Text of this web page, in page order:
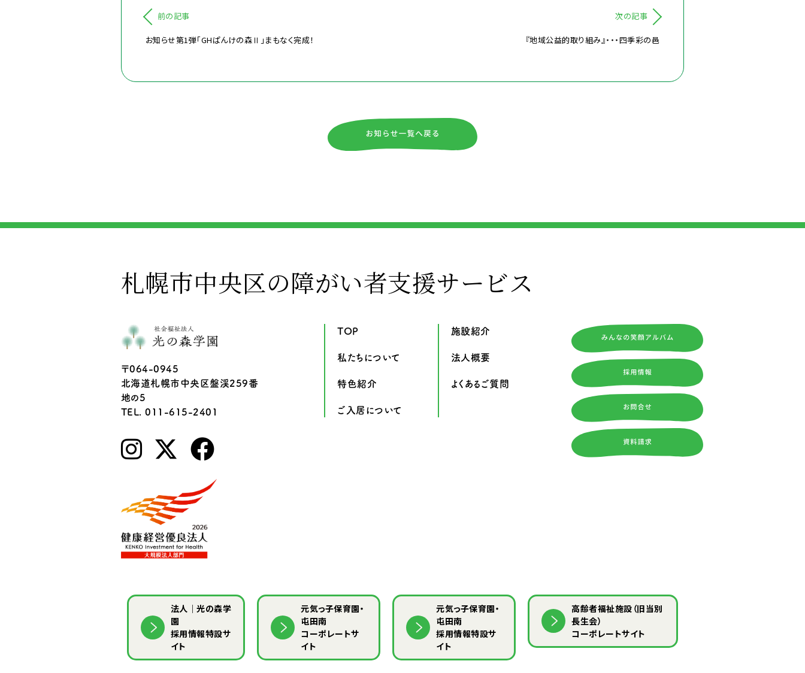
前の記事
お知らせ第1弾「GHぱんけの森Ⅱ」まもなく完成！
次の記事
『地域公益的取り組み』・・・四季彩の邑
札幌市中央区の障がい者支援サービス
〒064-0945
北海道札幌市中央区盤渓259番
地の5
TEL. 011-615-2401
TOP
私たちについて
特色紹介
ご入居について
施設紹介
法人概要
よくあるご質問
法人｜光の森学
園
採用情報特設サ
イト
元気っ子保育園・
屯田南
コーポレートサ
イト
元気っ子保育園・
屯田南
採用情報特設サ
イト
⾼齢者福祉施設（旧当別
⻑⽣会）
コーポレートサイト